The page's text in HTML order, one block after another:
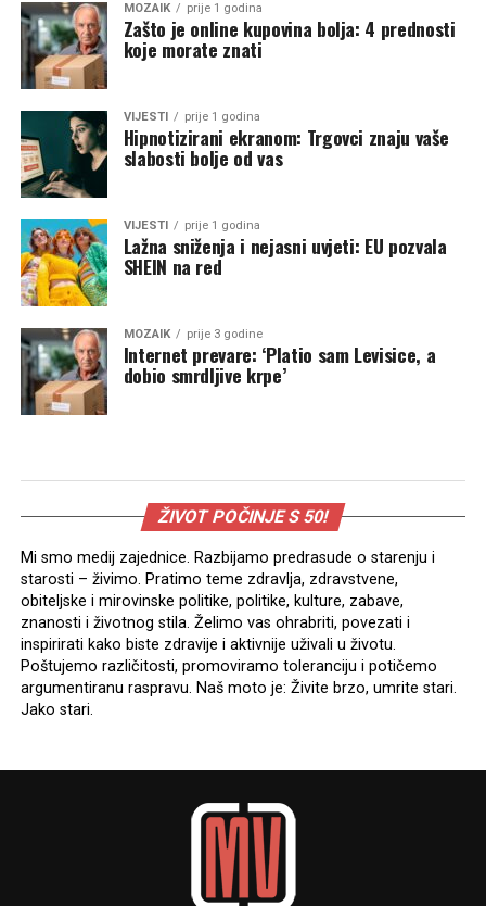
MOZAIK prije 1 godina
Zašto je online kupovina bolja: 4 prednosti
koje morate znati
VIJESTI prije 1 godina
Hipnotizirani ekranom: Trgovci znaju vaše
slabosti bolje od vas
VIJESTI prije 1 godina
Lažna sniženja i nejasni uvjeti: EU pozvala
SHEIN na red
MOZAIK prije 3 godine
Internet prevare: ‘Platio sam Levisice, a
dobio smrdljive krpe’
ŽIVOT POČINJE S 50!
Mi smo medij zajednice. Razbijamo predrasude o starenju i
starosti – živimo. Pratimo teme zdravlja, zdravstvene,
obiteljske i mirovinske politike, politike, kulture, zabave,
znanosti i životnog stila. Želimo vas ohrabriti, povezati i
inspirirati kako biste zdravije i aktivnije uživali u životu.
Poštujemo različitosti, promoviramo toleranciju i potičemo
argumentiranu raspravu. Naš moto je: Živite brzo, umrite stari.
Jako stari.